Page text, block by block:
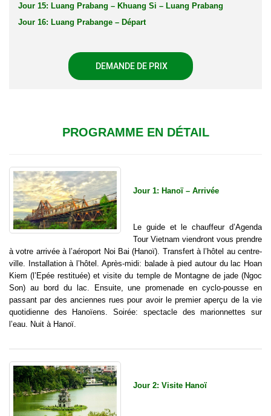
Jour 15: Luang Prabang – Khuang Si – Luang Prabang
Jour 16: Luang Prabange – Départ
DEMANDE DE PRIX
PROGRAMME EN DÉTAIL
Jour 1: Hanoï – Arrivée
Le guide et le chauffeur d’Agenda
Tour Vietnam viendront vous prendre
à votre arrivée à l’aéroport Noi Bai (Hanoï). Transfert à l’hôtel au centre-
ville. Installation à l’hôtel. Après-midi: balade à pied autour du lac Hoan
Kiem (l’Epée restituée) et visite du temple de Montagne de jade (Ngoc
Son) au bord du lac. Ensuite, une promenade en cyclo-pousse en
passant par des anciennes rues pour avoir le premier aperçu de la vie
quotidienne des Hanoïens. Soirée: spectacle des marionnettes sur
l’eau. Nuit à Hanoï.
Jour 2: Visite Hanoï